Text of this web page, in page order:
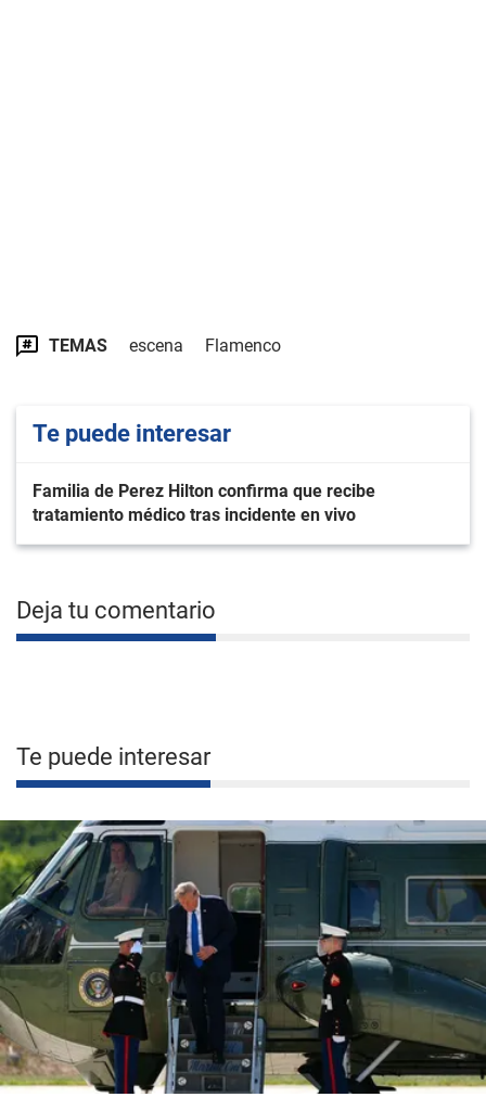
TEMAS escena Flamenco
Te puede interesar
Familia de Perez Hilton confirma que recibe
tratamiento médico tras incidente en vivo
Deja tu comentario
Te puede interesar